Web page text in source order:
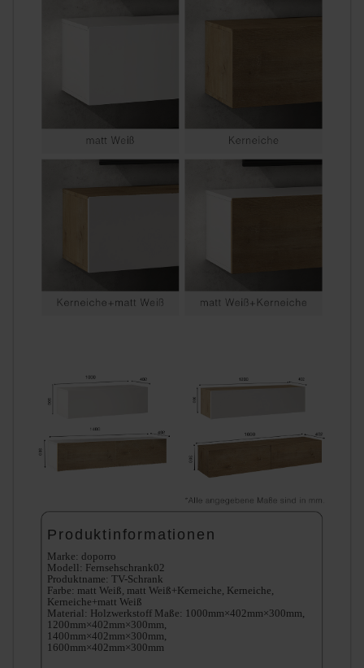
Produktinformationen
Marke: doporro
Modell: Fernsehschrank02
Produktname: TV-Schrank
Farbe: matt Weiß, matt Weiß+Kerneiche, Kerneiche,
Kerneiche+matt Weiß
Material: Holzwerkstoff Maße: 1000mm×402mm×300mm,
1200mm×402mm×300mm,
1400mm×402mm×300mm,
1600mm×402mm×300mm